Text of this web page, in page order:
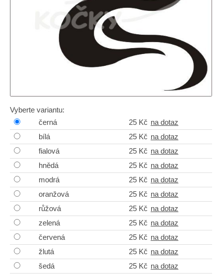
Vyberte variantu:
černá
25 Kč na dotaz
bílá
25 Kč na dotaz
fialová
25 Kč na dotaz
hnědá
25 Kč na dotaz
modrá
25 Kč na dotaz
oranžová
25 Kč na dotaz
růžová
25 Kč na dotaz
zelená
25 Kč na dotaz
červená
25 Kč na dotaz
žlutá
25 Kč na dotaz
šedá
25 Kč na dotaz